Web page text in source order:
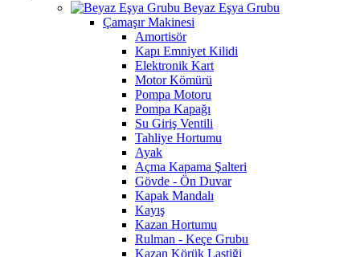
Beyaz Eşya Grubu
Çamaşır Makinesi
Amortisör
Kapı Emniyet Kilidi
Elektronik Kart
Motor Kömürü
Pompa Motoru
Pompa Kapağı
Su Giriş Ventili
Tahliye Hortumu
Ayak
Açma Kapama Şalteri
Gövde - Ön Duvar
Kapak Mandalı
Kayış
Kazan Hortumu
Rulman - Keçe Grubu
Kazan Körük Lastiği